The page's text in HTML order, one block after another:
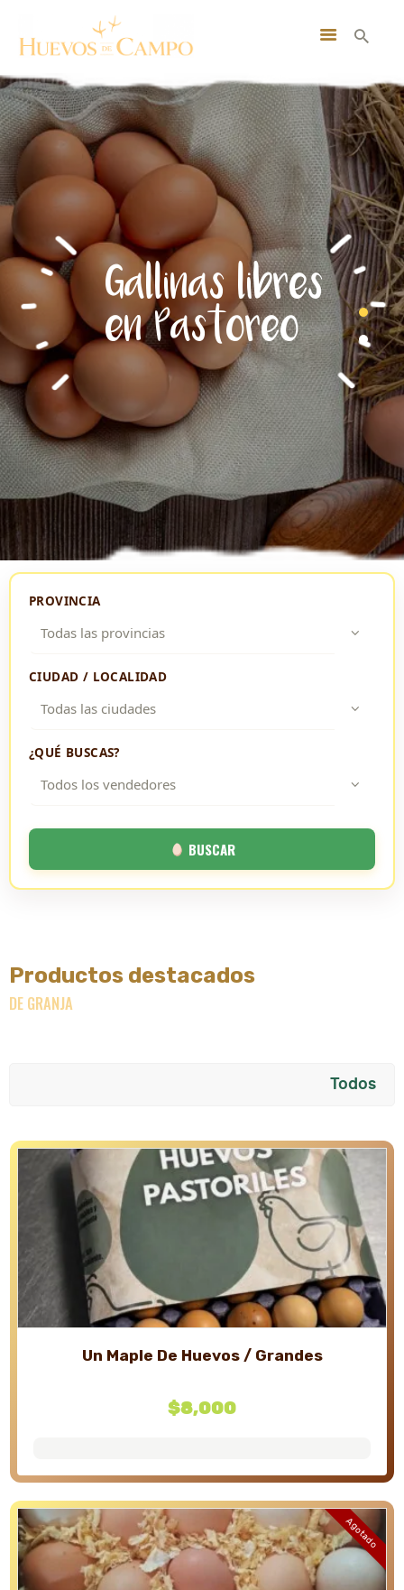
INICIO
NOSOTROS
BUSCA TUS HUEVOS
MI CUENTA
CONTACTO
SUSCRIBITE GRATIS
PROVINCIA
CIUDAD / LOCALIDAD
¿QUÉ BUSCAS?
BUSCAR
Productos destacados
DE GRANJA
Todos
Un Maple De Huevos / Grandes
$8,000
Agotado